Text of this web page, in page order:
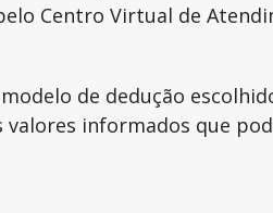
Centro Virtual de
de dedução
informados que